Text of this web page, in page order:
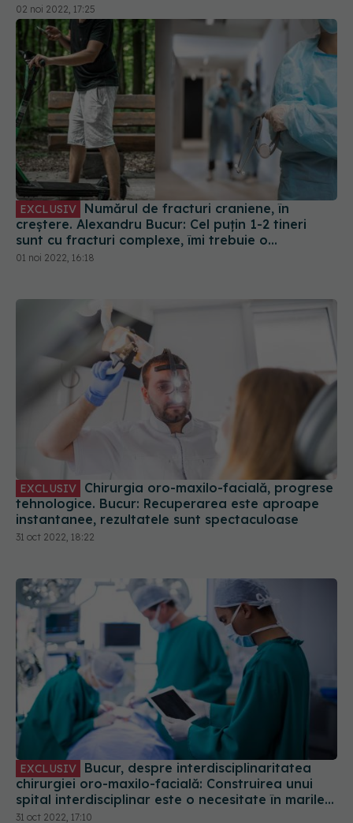
02 noi 2022, 17:25
EXCLUSIV
creștere. Alexandru Bucur: Cel puțin 1-2 tineri
sunt cu fracturi complexe, îmi trebuie o
reconstrucție
01 noi 2022, 16:18
EXCLUSIV
tehnologice. Bucur: Recuperarea este aproape
instantanee, rezultatele sunt spectaculoase
31 oct 2022, 18:22
EXCLUSIV
chirurgiei oro-maxilo-facială: Construirea unui
spital interdisciplinar este o necesitate în marile
centre universitare
31 oct 2022, 17:10